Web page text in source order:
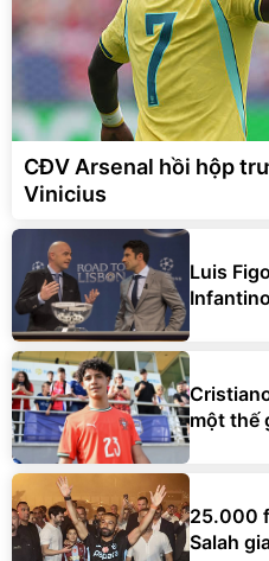
CĐV Arsenal hồi hộp
Vinicius
Luis
một thế
25.000
Salah